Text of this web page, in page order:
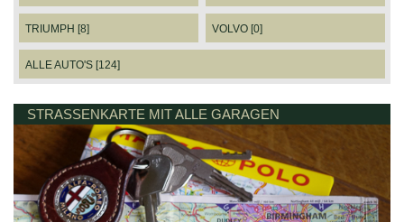
TRIUMPH [8] VOLVO [0]
ALLE AUTO'S [124]
STRASSENKARTE MIT ALLE GARAGEN